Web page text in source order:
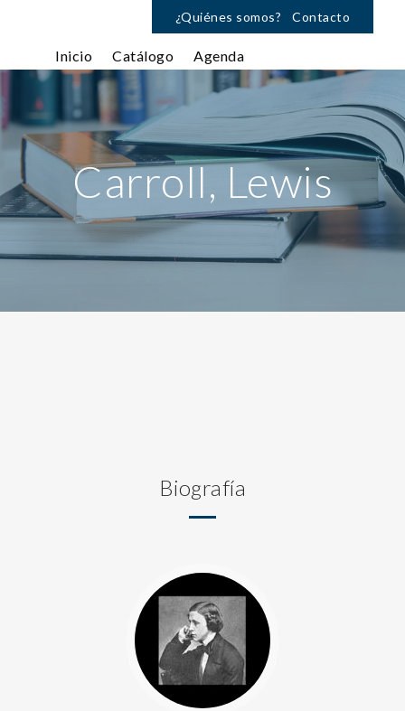
¿Quiénes somos? Contacto
Inicio Catálogo Agenda
Carroll, Lewis
Biografía